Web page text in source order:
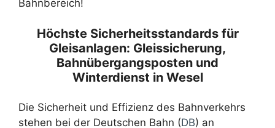
Bahnbereich!
Höchste Sicherheitsstandards für
Gleisanlagen: Gleissicherung,
Bahnübergangsposten und
Winterdienst in Wesel
Die Sicherheit und Effizienz des Bahnverkehrs
stehen bei der Deutschen Bahn (DB) an